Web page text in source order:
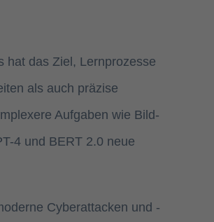
hat das Ziel, Lernprozesse
als auch präzise
Aufgaben wie Bild-
4 und BERT 2.0 neue
Cyberattacken und -